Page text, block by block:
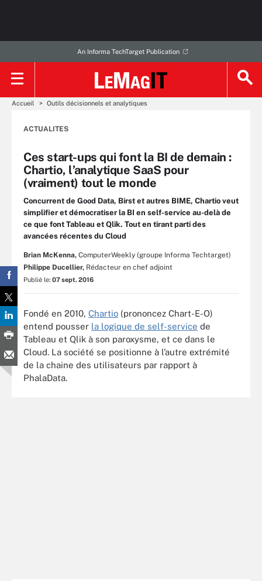
An Informa TechTarget Publication
Accueil Outils décisionnels et analytiques
ACTUALITES
Ces start-ups qui font la BI de demain :
Chartio, l’analytique SaaS pour
(vraiment) tout le monde
Concurrent de Good Data, Birst et autres BIME, Chartio veut
simplifier et démocratiser la BI en self-service au-delà de
ce que font Tableau et Qlik. Tout en tirant parti des
avancées récentes du Cloud
Brian McKenna, ComputerWeekly (groupe Informa Techtarget)
Philippe Ducellier, Rédacteur en chef adjoint
Publié le: 07 sept. 2016
Fondé en 2010, Chartio (prononcez Chart-E-O)
entend pousser la logique de self-service de
Tableau et Qlik à son paroxysme, et ce dans le
Cloud. La société se positionne à l’autre extrémité
de la chaine des utilisateurs par rapport à
PhalaData.